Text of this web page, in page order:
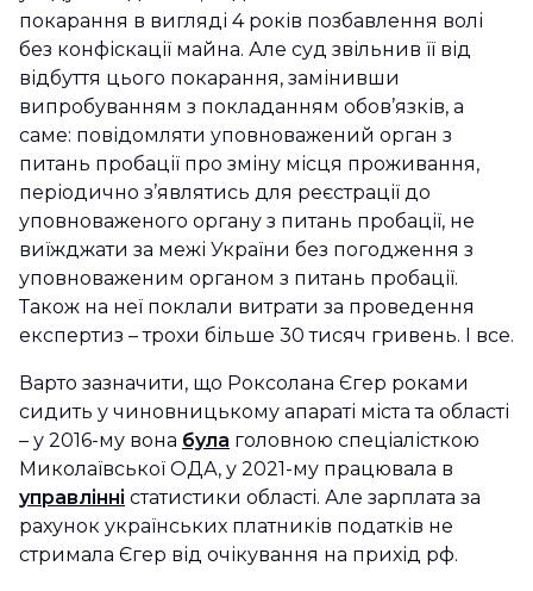
покарання в вигляді 4 років позбавлення волі
без конфіскації майна. Але суд звільнив її від
відбуття цього покарання, замінивши
випробуванням з покладанням обов’язків, а
саме: повідомляти уповноважений орган з
питань пробації про зміну місця проживання,
періодично з’являтись для реєстрації до
уповноваженого органу з питань пробації, не
виїжджати за межі України без погодження з
уповноваженим органом з питань пробації.
Також на неї поклали витрати за проведення
експертиз – трохи більше 30 тисяч гривень. І все.
Варто зазначити, що Роксолана Єгер роками
сидить у чиновницькому апараті міста та області
– у 2016-му вона була головною спеціалісткою
Миколаївської ОДА, у 2021-му працювала в
управлінні статистики області. Але зарплата за
рахунок українських платників податків не
стримала Єгер від очікування на прихід рф.